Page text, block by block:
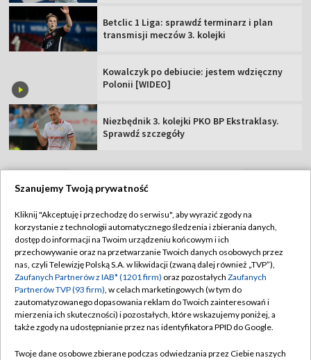
Betclic 1 Liga: sprawdź terminarz i plan
transmisji meczów 3. kolejki
Kowalczyk po debiucie: jestem wdzięczny
Polonii [WIDEO]
Niezbędnik 3. kolejki PKO BP Ekstraklasy.
Sprawdź szczegóły
Abonament TVP
Sklep TVP
Biuro Reklamy
Oferta Handlowa
Telegazeta ogłoszenia
Regulamin TVP
Polityka prywatności
Moje zgody
Biuro reklamy
Kontakt
Szanujemy Twoją prywatność
Kliknij "Akceptuję i przechodzę do serwisu", aby wyrazić zgody na
korzystanie z technologii automatycznego śledzenia i zbierania danych,
dostęp do informacji na Twoim urządzeniu końcowym i ich
przechowywanie oraz na przetwarzanie Twoich danych osobowych przez
nas, czyli Telewizję Polską S.A. w likwidacji (zwaną dalej również „TVP”),
Zaufanych Partnerów z IAB* (1201 firm) oraz pozostałych Zaufanych
Partnerów TVP (93 firm), w celach marketingowych (w tym do
zautomatyzowanego dopasowania reklam do Twoich zainteresowań i
mierzenia ich skuteczności) i pozostałych, które wskazujemy poniżej, a
także zgody na udostępnianie przez nas identyfikatora PPID do Google.
Twoje dane osobowe zbierane podczas odwiedzania przez Ciebie naszych